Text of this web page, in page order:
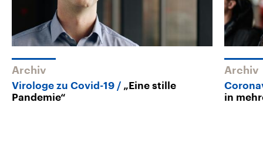
Archiv
Virologe zu Covid-19
„Eine stille
Pandemie“
Archiv
in